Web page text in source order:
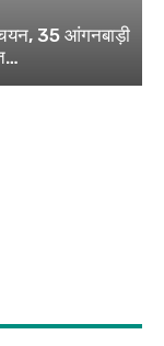
35 आंगनबाड़ी